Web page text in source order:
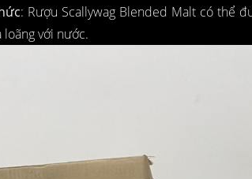
: Rượu Scallywag Blended Malt có thể
loãng với nước.